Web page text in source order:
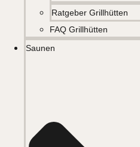
Ratgeber Grillhütten
FAQ Grillhütten
Saunen